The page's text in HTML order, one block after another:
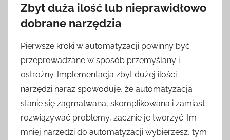
Zbyt duża ilość lub nieprawidłowo
dobrane narzędzia
Pierwsze kroki w automatyzacji powinny być
przeprowadzane w sposób przemyślany i
ostrożny. Implementacja zbyt dużej ilości
narzędzi naraz spowoduje, że automatyzacja
stanie się zagmatwana, skomplikowana i zamiast
rozwiązywać problemy, zacznie je tworzyć. Im
mniej narzędzi do automatyzacji wybierzesz, tym